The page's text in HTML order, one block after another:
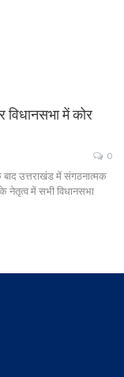
विधानसभा में कोर
0
के बाद उत्तराखंड में संगठनात्मक
नेतृत्व में सभी विधानसभा